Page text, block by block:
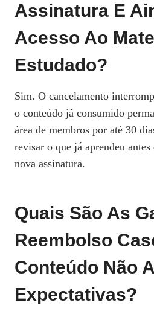
Assinatura E
Acesso Ao
Estudado?
Sim. O cancelamento
o conteúdo já consumido
área de membros por até 30
revisar o que já aprendeu
nova assinatura.
Quais São As
Reembolso
Conteúdo Não
Expectativas?